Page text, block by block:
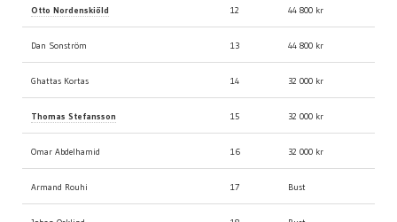
Otto Nordenskiöld 12 44 800 kr
Dan Sonström 13 44 800 kr
Ghattas Kortas 14 32 000 kr
Thomas Stefansson 15 32 000 kr
Omar Abdelhamid 16 32 000 kr
Armand Rouhi 17 Bust